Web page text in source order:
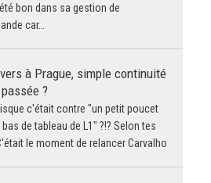
bon dans sa gestion de
car…
à Prague, simple continuité
?
c'était contre "un petit poucet
de tableau de L1" ?!? Selon tes
le moment de relancer Carvalho